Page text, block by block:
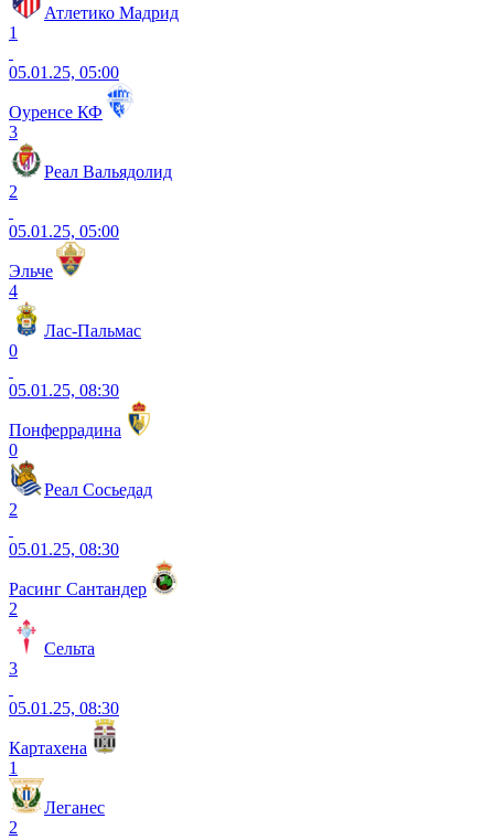
Атлетико Мадрид
1
05.01.25, 05:00
Оуренсе КФ
3
Реал Вальядолид
2
05.01.25, 05:00
Эльче
4
Лас-Пальмас
0
05.01.25, 08:30
Понферрадина
0
Реал Сосьедад
2
05.01.25, 08:30
Расинг Сантандер
2
Сельта
3
05.01.25, 08:30
Картахена
1
Леганес
2